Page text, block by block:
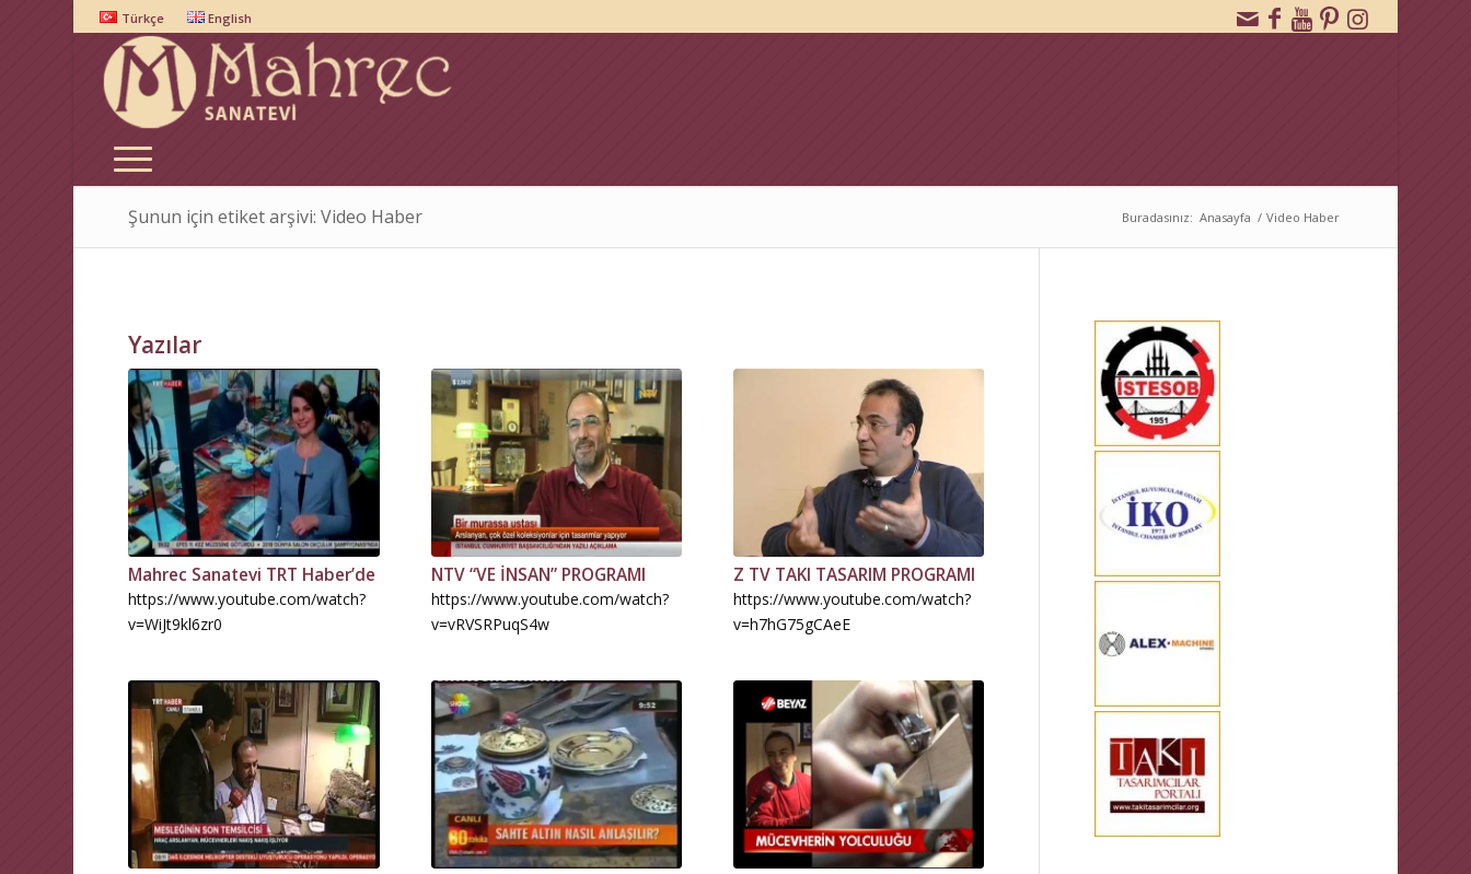
Türkçe English
Şunun için etiket arşivi: Video Haber Buradasınız: Anasayfa / Video Haber
Yazılar
Mahrec Sanatevi TRT Haber’de
https://www.youtube.com/watch?
v=WiJt9kl6zr0
NTV “VE İNSAN” PROGRAMI
https://www.youtube.com/watch?
v=vRVSRPuqS4w
Z TV TAKI TASARIM PROGRAMI
https://www.youtube.com/watch?
v=h7hG75gCAeE